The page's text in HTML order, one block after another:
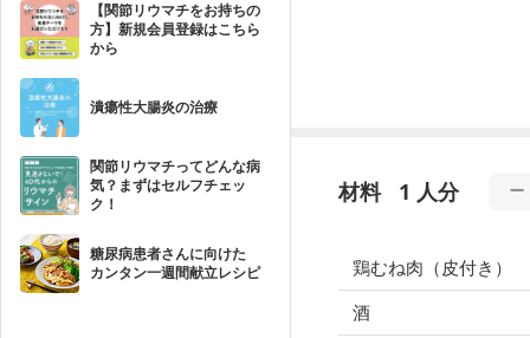
【関節リウマチをお持ちの
方】新規会員登録はこちら
から
潰瘍性大腸炎の治療
関節リウマチってどんな病
気？まずはセルフチェッ
ク！
糖尿病患者さんに向けた
カンタン一週間献立レシピ
材料 1 人分
鶏むね肉（皮付き）
酒